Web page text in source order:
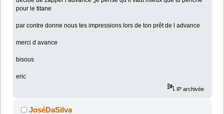
pour le titane
par contre donne nous tes impressions lors de ton prêt de l advance
merci d avance
bisous
eric
IP archivée
JoséDaSilva